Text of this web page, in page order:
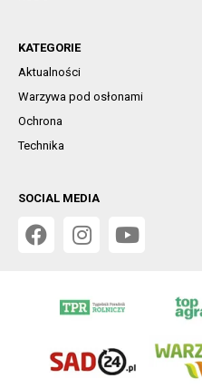
KATEGORIE
Aktualności
Warzywa pod osłonami
Ochrona
Technika
SOCIAL MEDIA